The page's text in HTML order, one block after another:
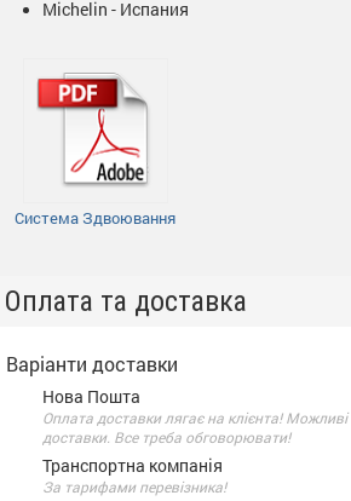
Michelin - Испания
Система Здвоювання
Оплата та доставка
Варіанти доставки
Нова Пошта
Оплата доставки лягає на клієнта!
доставки. Все треба обговорювати!
Транспортна компанія
За тарифами перевізника!